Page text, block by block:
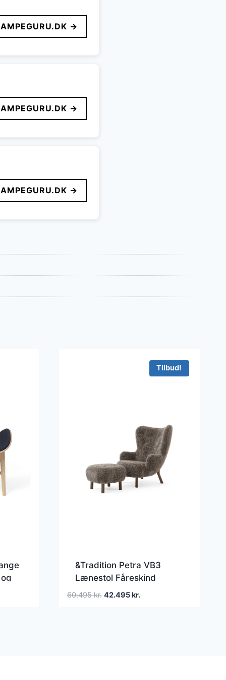
→
→
→
Tilbud!
&Tradition Petra VB3
Lænestol Fåreskind
Sahara/Oileret Valnød
60.495kr. Den
42.495kr.Den